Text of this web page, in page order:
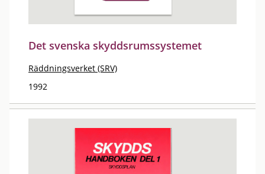
Det svenska skyddsrumssystemet
Räddningsverket (SRV)
1992